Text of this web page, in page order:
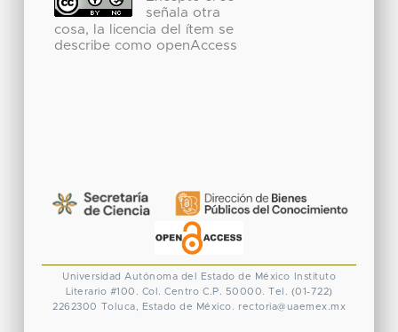
señala otra
cosa, la licencia del ítem se
describe como openAccess
Universidad Autónoma del Estado de México
Instituto
Literario #100. Col. Centro C.P. 50000. Tel. (01-722)
2262300 Toluca, Estado de México. rectoria@uaemex.mx